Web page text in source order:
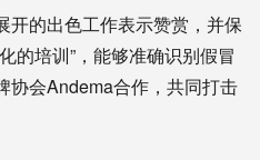
开的出色工作表示赞赏，并保
的培训”，能够准确识别假冒
协会Andema合作，共同打击